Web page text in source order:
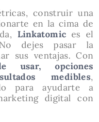
construir una
en la cima de
Linkatomices el
dejes pasar la
sus ventajas. Con
opciones
medibles,
para ayudarte a
digital con